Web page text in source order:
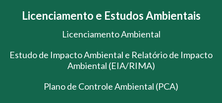
Licenciamento e Estudos Ambientais
Licenciamento Ambiental
Estudo de Impacto Ambiental e Relatório de Impacto
Ambiental (EIA/RIMA)
Plano de Controle Ambiental (PCA)